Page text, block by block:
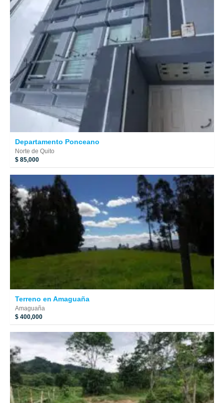
Departamento Ponceano
Norte de Quito
$ 85,000
Terreno en Amaguaña
Amaguaña
$ 400,000